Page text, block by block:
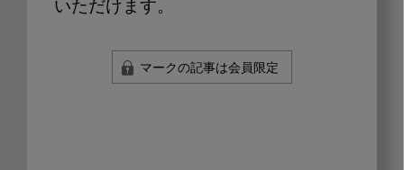
いただけます。
マークの記事は会員限定